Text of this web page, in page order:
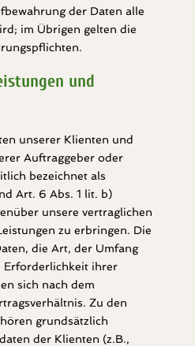
der Daten alle
im Übrigen gelten die
und
unserer Klienten und
Auftraggeber oder
bezeichnet als
Art. 6 Abs. 1 lit. b)
unsere vertraglichen
zu erbringen. Die
die Art, der Umfang
Erforderlichkeit ihrer
sich nach dem
Zu den
grundsätzlich
der Klienten (z.B.,